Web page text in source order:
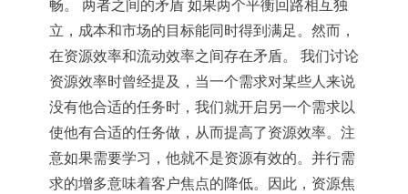
畅。 两者之间的矛盾 如果两个平衡回路相互独
立，成本和市场的目标能同时得到满足。然而，
在资源效率和流动效率之间存在矛盾。 我们讨论
资源效率时曾经提及，当一个需求对某些人来说
没有他合适的任务时，我们就开启另一个需求以
使他有合适的任务做，从而提高了资源效率。注
意如果需要学习，他就不是资源有效的。并行需
求的增多意味着客户焦点的降低。因此，资源焦